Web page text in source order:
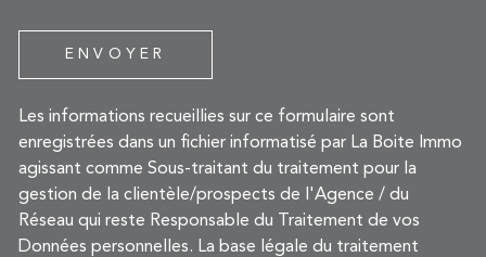
ENVOYER
Les informations recueillies sur ce formulaire sont
enregistrées dans un fichier informatisé par La Boite Immo
agissant comme Sous-traitant du traitement pour la
gestion de la clientèle/prospects de l'Agence / du
Réseau qui reste Responsable du Traitement de vos
Données personnelles. La base légale du traitement